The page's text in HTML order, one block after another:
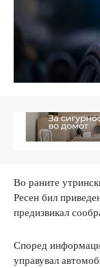
Во раните
Ресен бил
предизвикал
Според
управувал